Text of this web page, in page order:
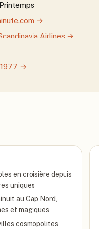
Printemps
→
Airlines →
→
en croisière depuis
uniques
au Cap Nord,
et magiques
cosmopolites